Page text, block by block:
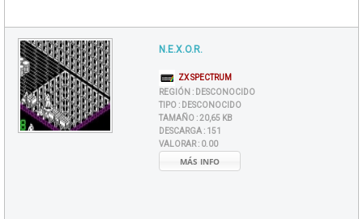
N.E.X.O.R.
ZX SPECTRUM
REGIÓN : DESCONOCIDO
TIPO : DESCONOCIDO
TAMAÑO :20,65 KB
DESCARGA : 151
VALORAR : 0.00
MÁS INFO